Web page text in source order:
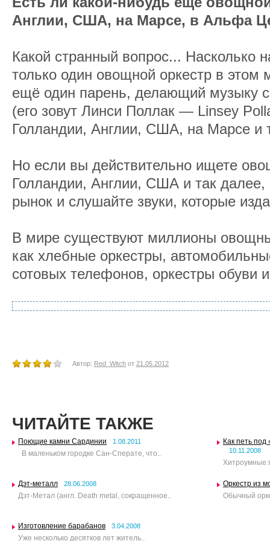
Англии, США, на Марсе, в Альфа
Какой странный вопрос... Насколько
только один овощной оркестр в
ещё один парень, делающий музыку
(его зовут Линси Поллак — Linsey
Голландии, Англии, США, на Марсе и
Но если вы действительно ищете
Голландии, Англии, США и так
рынок и слушайте звуки, которые
В мире существуют миллионы
как хлебные оркестры,
сотовых телефонов, оркестры обуви
Автор: Red_Witch от 21.05.2012
ЧИТАЙТЕ ТАКЖЕ
Поющие камни Сардинии 1.08.2011
В маленьком городке Сан-Сперате, что..
Как петь под
10.11.2008
Хитроумные
Дэт-металл 28.06.2008
Дэт-Метал (англ. Death metal, сокращенное..
Оркестр из
Обычный
Изготовление барабанов 3.04.2008
Уже несколько десятков лет житель..